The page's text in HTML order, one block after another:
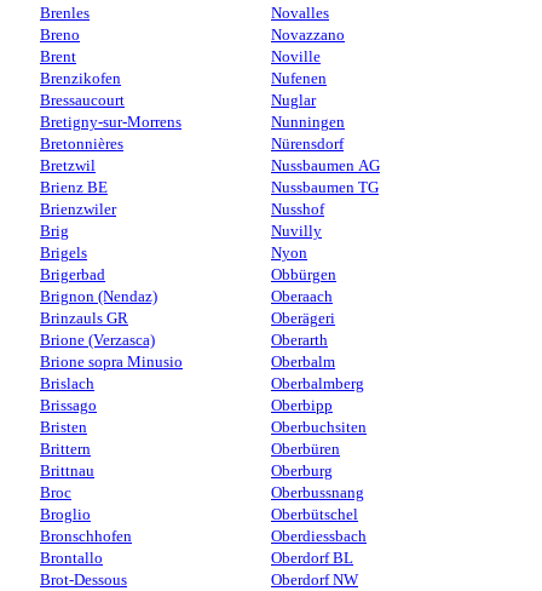
Brenles
Breno
Brent
Brenzikofen
Bressaucourt
Bretigny-sur-Morrens
Bretonnières
Bretzwil
Brienz BE
Brienzwiler
Brig
Brigels
Brigerbad
Brignon (Nendaz)
Brinzauls GR
Brione (Verzasca)
Brione sopra Minusio
Brislach
Brissago
Bristen
Brittern
Brittnau
Broc
Broglio
Bronschhofen
Brontallo
Brot-Dessous
Novalles
Novazzano
Noville
Nufenen
Nuglar
Nunningen
Nürensdorf
Nussbaumen AG
Nussbaumen TG
Nusshof
Nuvilly
Nyon
Obbürgen
Oberaach
Oberägeri
Oberarth
Oberbalm
Oberbalmberg
Oberbipp
Oberbuchsiten
Oberbüren
Oberburg
Oberbussnang
Oberbütschel
Oberdiessbach
Oberdorf BL
Oberdorf NW